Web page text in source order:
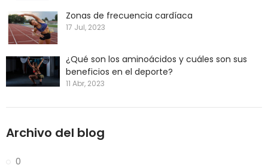
Zonas de frecuencia cardíaca
17 Jul, 2023
¿Qué son los aminoácidos y cuáles son sus
beneficios en el deporte?
11 Abr, 2023
Archivo del blog
0